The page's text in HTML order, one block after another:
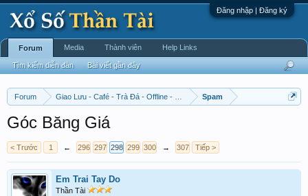
Đăng nhập | Đăng ký
Forum Giao Lưu - Café - Trà Đá - Offline - Tỉnh Tò Hihi!
Spam
Góc Băng Giá
< Trước 1 ← 296 297 298 299 300 → 307 Tiếp >
Em Trai Tay Do
Thần Tài
Forum
Tìm kiếm diễn đàn Bài viết gần đây
Media Thành viên Help Links